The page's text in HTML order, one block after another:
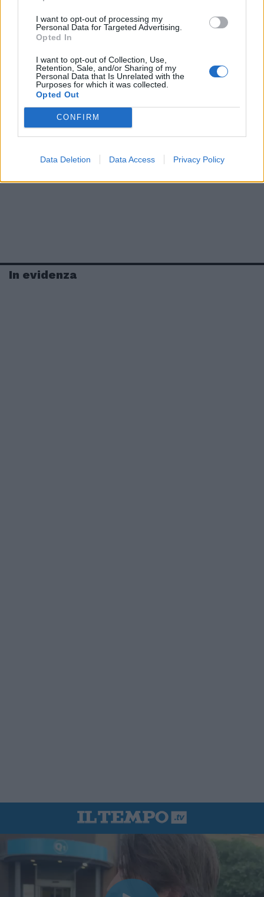
I want to opt-out of processing my
Personal Data for Targeted Advertising.
Opted In
I want to opt-out of Collection, Use,
Retention, Sale, and/or Sharing of my
Personal Data that Is Unrelated with the
Purposes for which it was collected.
Opted Out
CONFIRM
Data Deletion Data Access Privacy Policy
In evidenza